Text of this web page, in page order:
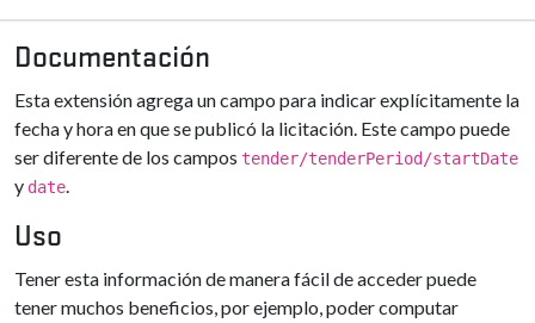
Documentación
Esta extensión agrega un campo para indicar explícitamente la
fecha y hora en que se publicó la licitación. Este campo puede
ser diferente de los campos tender/tenderPeriod/startDate
y date.
Uso
Tener esta información de manera fácil de acceder puede
tener muchos beneficios, por ejemplo, poder computar